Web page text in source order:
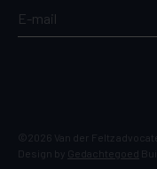
©2026 Van der Feltz
Design by
Gedachtegoed